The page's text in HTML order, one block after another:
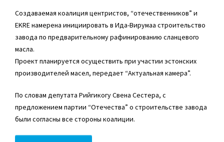
Создаваемая коалиция центристов, “отечественников” и
EKRE намерена инициировать в Ида-Вирумаа строительство
завода по предварительному рафинированию сланцевого
масла.
Проект планируется осуществить при участии эстонских
производителей масел, передает “Актуальная камера”.
По словам депутата Рийгикогу Свена Сестера, с
предложением партии “Отечества” о строительстве завода
были согласны все стороны коалиции.